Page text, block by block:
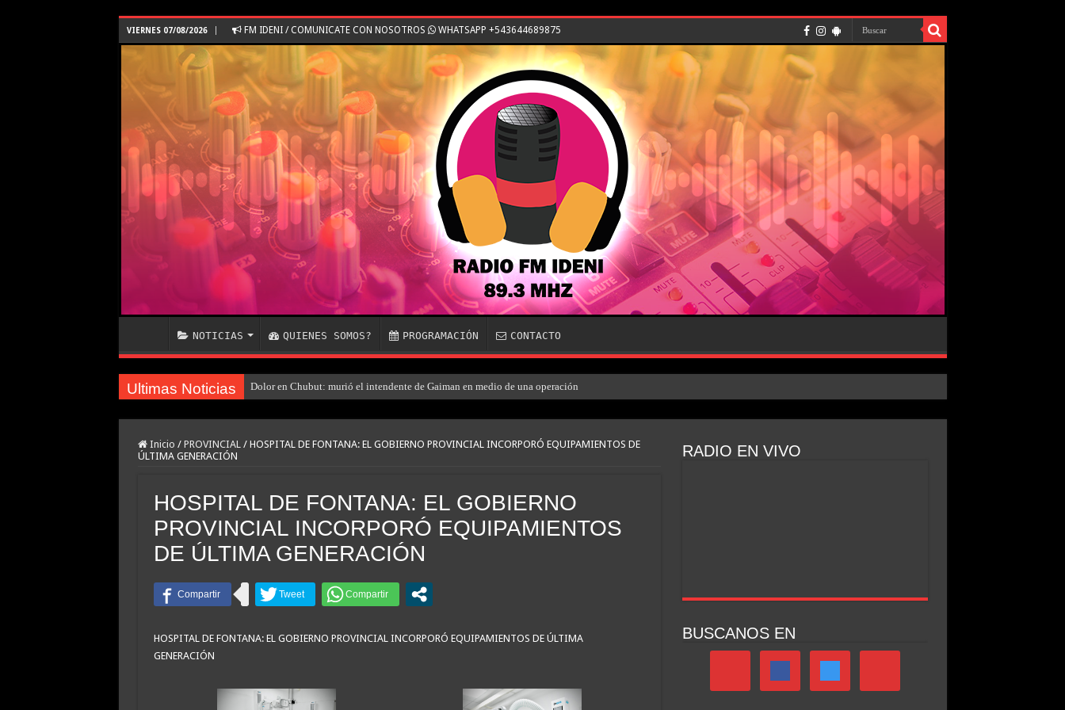
VIERNES 07/08/2026 FM IDENI / COMUNICATE CON NOSOTROS WHATSAPP +543644689875
NOTICIAS QUIENES SOMOS? PROGRAMACIÓN CONTACTO
Ultimas Noticias Dolor en Chubut: murió el intendente de Gaiman en medio de una operación
Inicio / PROVINCIAL / HOSPITAL DE FONTANA: EL GOBIERNO PROVINCIAL INCORPORÓ EQUIPAMIENTOS DE
ÚLTIMA GENERACIÓN
HOSPITAL DE FONTANA: EL GOBIERNO
PROVINCIAL INCORPORÓ EQUIPAMIENTOS
DE ÚLTIMA GENERACIÓN
HOSPITAL DE FONTANA: EL GOBIERNO PROVINCIAL INCORPORÓ EQUIPAMIENTOS DE ÚLTIMA
GENERACIÓN
RADIO EN VIVO
BUSCANOS EN